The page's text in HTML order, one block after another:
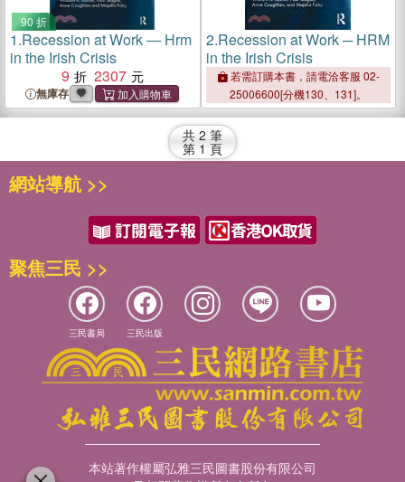
90 折
1.Recession at Work ― Hrm
in the Irish Crisis
9
2307
無庫存
2.Recession at Work ─ HRM
in the Irish Crisis
若需訂購本書，請電洽客服 02-
25006600[分機130、131]。
共 2 筆
第 1 頁
網站導航 >>
聚焦三民 >>
三民書局 三民出版
本站著作權屬弘雅三民圖書股份有限公司